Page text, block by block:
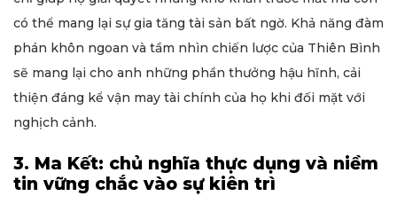
có thể mang lại sự gia tăng tài sản bất ngờ. Khả năng đàm
phán khôn ngoan và tầm nhìn chiến lược của Thiên Bình
sẽ mang lại cho anh những phần thưởng hậu hĩnh, cải
thiện đáng kể vận may tài chính của họ khi đối mặt với
nghịch cảnh.
3. Ma Kết: chủ nghĩa thực dụng và niềm
tin vững chắc vào sự kiên trì